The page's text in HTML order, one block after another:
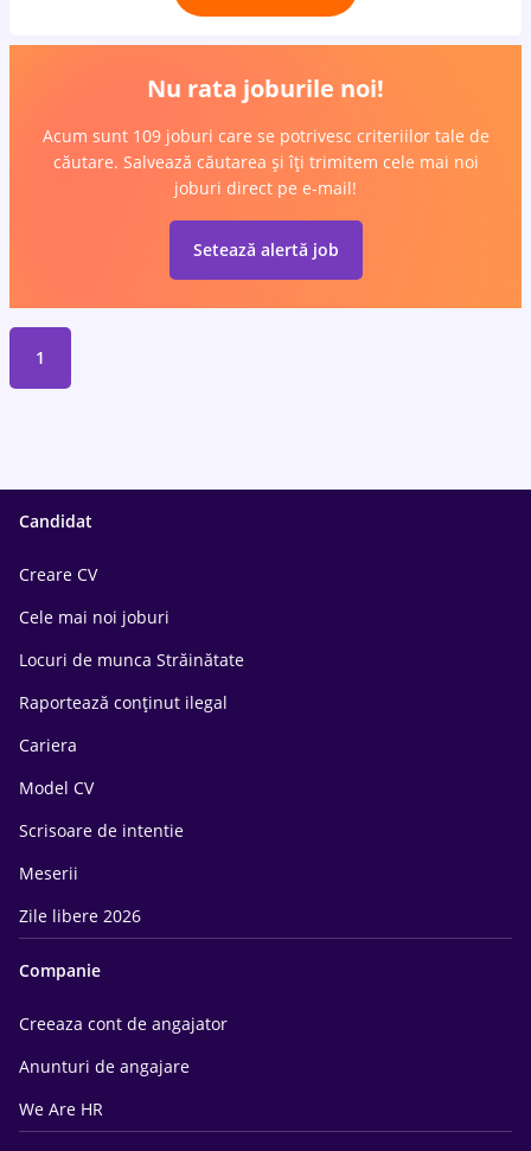
Nu rata joburile noi!
Acum sunt 109 joburi care se potrivesc criteriilor tale de
căutare. Salvează căutarea și îți trimitem cele mai noi
joburi direct pe e-mail!
Setează alertă job
1
Candidat
Creare CV
Cele mai noi joburi
Locuri de munca Străinătate
Raportează conținut ilegal
Cariera
Model CV
Scrisoare de intentie
Meserii
Zile libere 2026
Companie
Creeaza cont de angajator
Anunturi de angajare
We Are HR